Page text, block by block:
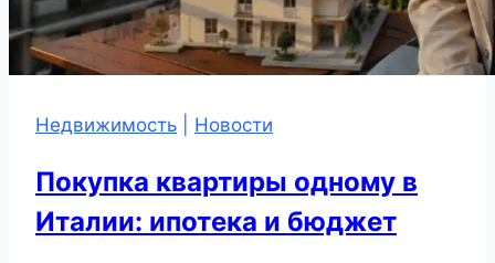
Недвижимость Новости
Покупка квартиры одному в
Италии: ипотека и бюджет